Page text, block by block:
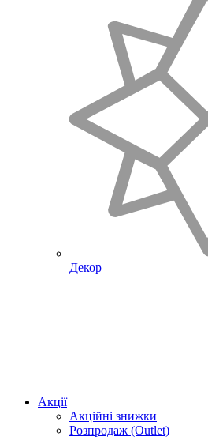
Декор
Акції
Акційні знижки
Розпродаж (Outlet)